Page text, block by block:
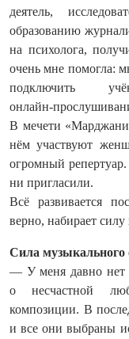
деятель,
образованию
на психолога,
очень мне помогла:
подключить
В мечети
нём участвуют
огромный
ни пригласили.
Всё развивается
верно, набирает силу
Сила музыкального
— У меня давно нет
о несчастной
композиции. В
и все они выбраны